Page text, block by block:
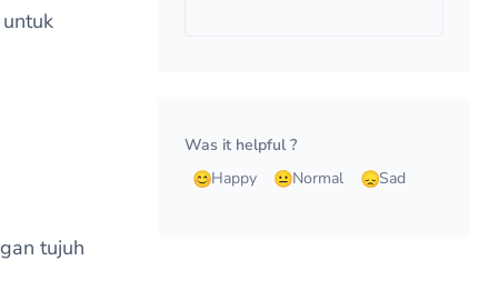
tujuh
Was it helpful ?
Happy
Normal Sad